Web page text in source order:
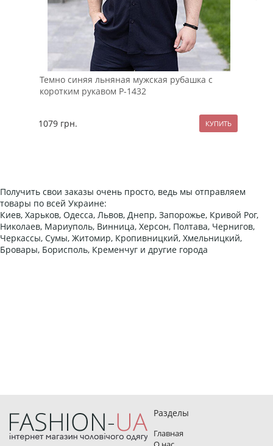
Темно синяя льняная мужская рубашка с
коротким рукавом Р-1432
1079 грн.
Получить свои заказы очень просто, ведь мы отправляем
товары по всей Украине:
Киев, Харьков, Одесса, Львов, Днепр, Запорожье, Кривой Рог,
Николаев, Мариуполь, Винница, Херсон, Полтава, Чернигов,
Черкассы, Сумы, Житомир, Кропивницкий, Хмельницкий,
Бровары, Борисполь, Кременчуг и другие города
Разделы
Главная